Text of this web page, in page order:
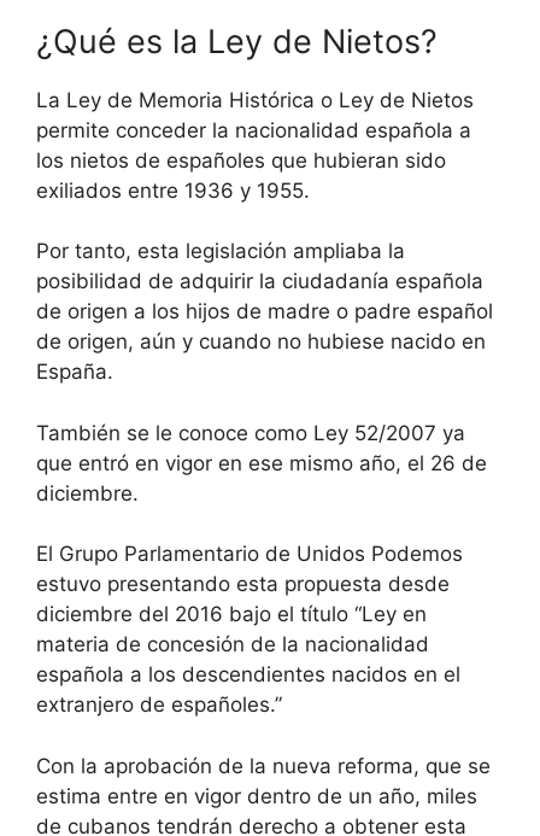
¿Qué es la Ley de Nietos?
La Ley de Memoria Histórica o Ley de Nietos
permite conceder la nacionalidad española a
los nietos de españoles que hubieran sido
exiliados entre 1936 y 1955.
Por tanto, esta legislación ampliaba la
posibilidad de adquirir la ciudadanía española
de origen a los hijos de madre o padre español
de origen, aún y cuando no hubiese nacido en
España.
También se le conoce como Ley 52/2007 ya
que entró en vigor en ese mismo año, el 26 de
diciembre.
El Grupo Parlamentario de Unidos Podemos
estuvo presentando esta propuesta desde
diciembre del 2016 bajo el título “Ley en
materia de concesión de la nacionalidad
española a los descendientes nacidos en el
extranjero de españoles.”
Con la aprobación de la nueva reforma, que se
estima entre en vigor dentro de un año, miles
de cubanos tendrán derecho a obtener esta